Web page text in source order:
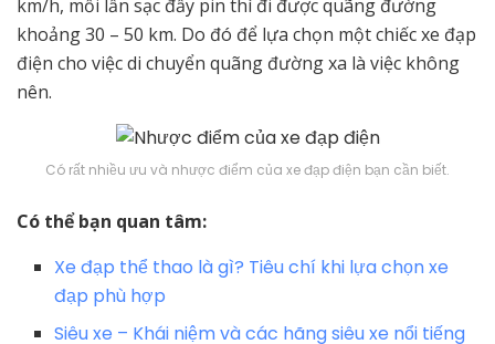
km/h, mỗi lần sạc đầy pin thì đi được quãng đường
khoảng 30 – 50 km. Do đó để lựa chọn một chiếc xe đạp
điện cho việc di chuyển quãng đường xa là việc không
nên.
Có rất nhiều ưu và nhược điểm của xe đạp điện bạn cần biết.
Có thể bạn quan tâm:
Xe đạp thể thao là gì? Tiêu chí khi lựa chọn xe
đạp phù hợp
Siêu xe – Khái niệm và các hãng siêu xe nổi tiếng